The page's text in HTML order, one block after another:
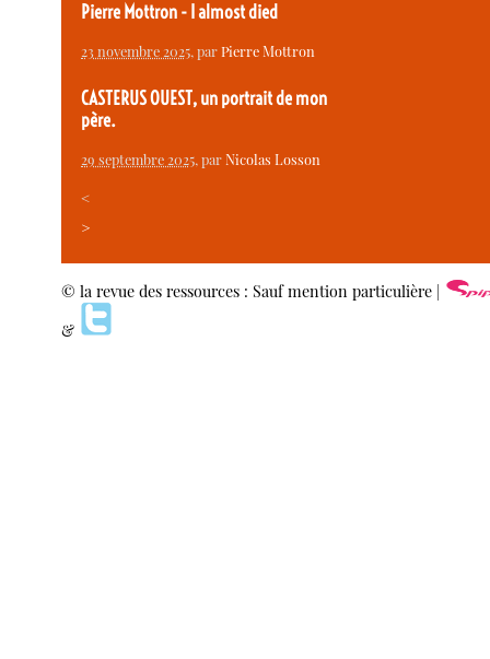
Pierre Mottron - I almost died
23 novembre 2025, parPierre Mottron
CASTERUS OUEST, un portrait de mon
père.
29 septembre 2025, parNicolas Losson
<
>
© la revue des ressources : Sauf mention particulière |
&